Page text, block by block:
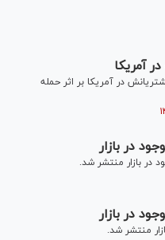
آمریکا
در آمریکا بر اثر حمله
در بازار
بازار منتشر شد.
در بازار
منتشر شد.